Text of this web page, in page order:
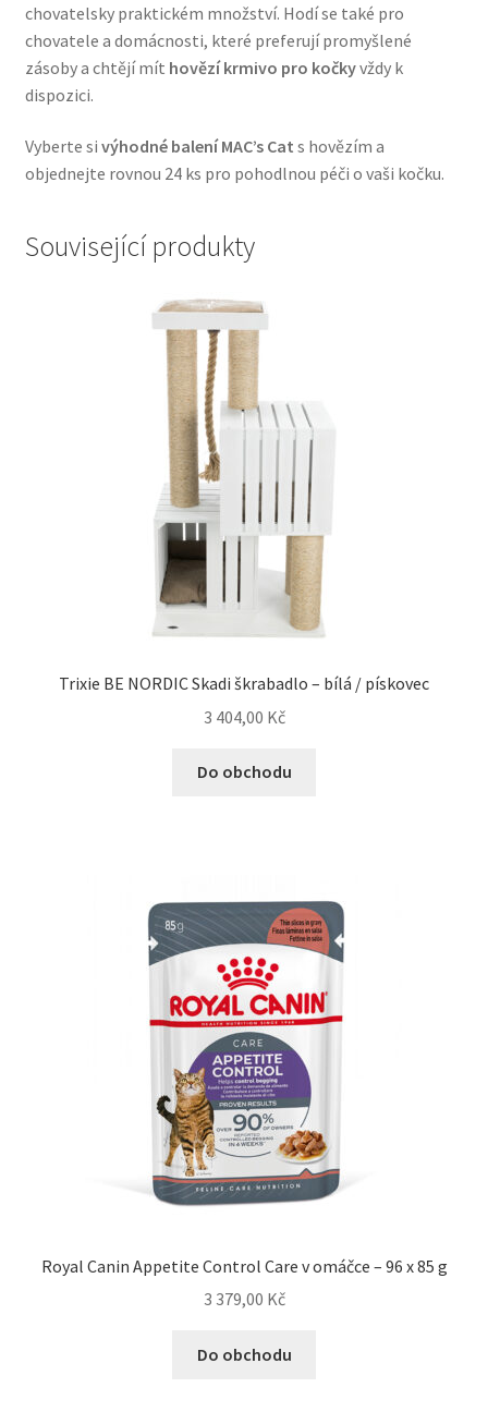
Vodítka a obojky
Wolf of Wilderness
chovatelsky praktickém množství. Hodí se také pro
chovatele a domácnosti, které preferují promyšlené
zásoby a chtějí mít hovězí krmivo pro kočkyvždy k
dispozici.
Vyberte si výhodné balení MAC’s Cat s hovězím a
objednejte rovnou 24 ks pro pohodlnou péči o vaši kočku.
Související produkty
Trixie BE NORDIC Skadi škrabadlo – bílá / pískovec
3 404,00 Kč
Do obchodu
Royal Canin Appetite Control Care v omáčce – 96 x 85 g
3 379,00 Kč
Do obchodu